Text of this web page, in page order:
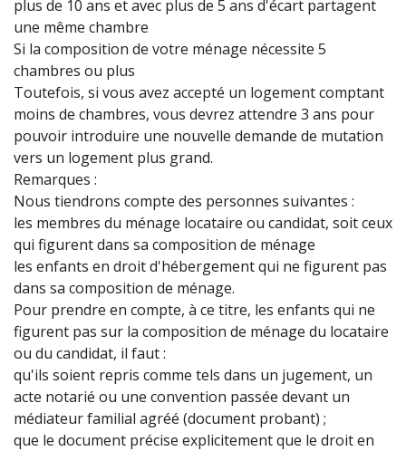
plus de 10 ans et avec plus de 5 ans d'écart partagent
une même chambre
Si la composition de votre ménage nécessite 5
chambres ou plus
Toutefois, si vous avez accepté un logement comptant
moins de chambres, vous devrez attendre 3 ans pour
pouvoir introduire une nouvelle demande de mutation
vers un logement plus grand.
Remarques :
Nous tiendrons compte des personnes suivantes :
les membres du ménage locataire ou candidat, soit ceux
qui figurent dans sa composition de ménage
les enfants en droit d'hébergement qui ne figurent pas
dans sa composition de ménage.
Pour prendre en compte, à ce titre, les enfants qui ne
figurent pas sur la composition de ménage du locataire
ou du candidat, il faut :
qu'ils soient repris comme tels dans un jugement, un
acte notarié ou une convention passée devant un
médiateur familial agréé (document probant) ;
que le document précise explicitement que le droit en